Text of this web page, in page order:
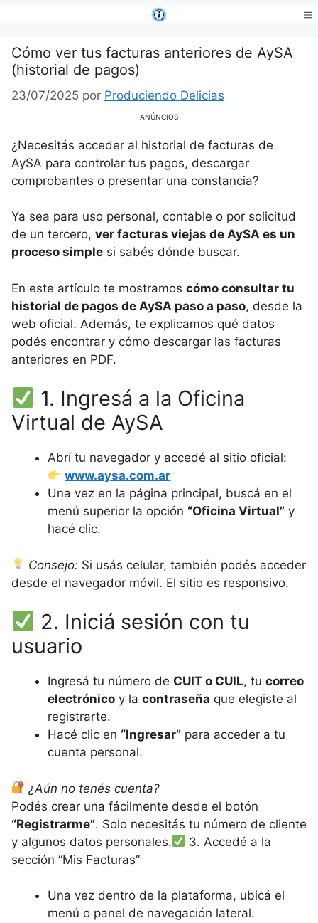
contenido
Cómo ver tus facturas anteriores de AySA
(historial de pagos)
23/07/2025 por Produciendo Delicias
ANÚNCIOS
¿Necesitás acceder al historial de facturas de
AySA para controlar tus pagos, descargar
comprobantes o presentar una constancia?
Ya sea para uso personal, contable o por solicitud
de un tercero, ver facturas viejas de AySA es un
proceso simple si sabés dónde buscar.
En este artículo te mostramos cómo consultar tu
historial de pagos de AySA paso a paso, desde la
web oficial. Además, te explicamos qué datos
podés encontrar y cómo descargar las facturas
anteriores en PDF.
1. Ingresá a la Oficina
Virtual de AySA
Abrí tu navegador y accedé al sitio oficial:
www.aysa.com.ar
Una vez en la página principal, buscá en el
menú superior la opción “Oficina Virtual” y
hacé clic.
Consejo: Si usás celular, también podés acceder
desde el navegador móvil. El sitio es responsivo.
2. Iniciá sesión con tu
usuario
Ingresá tu número de CUIT o CUIL, tu correo
electrónico y la contraseña que elegiste al
registrarte.
Hacé clic en “Ingresar” para acceder a tu
cuenta personal.
¿Aún no tenés cuenta?
Podés crear una fácilmente desde el botón
“Registrarme”. Solo necesitás tu número de cliente
y algunos datos personales.
3. Accedé a la
sección “Mis Facturas”
Una vez dentro de la plataforma, ubicá el
menú o panel de navegación lateral.